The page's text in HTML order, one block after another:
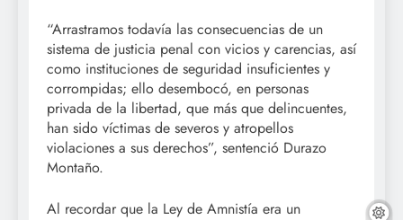
“Arrastramos todavía las consecuencias de un
sistema de justicia penal con vicios y carencias, así
como instituciones de seguridad insuficientes y
corrompidas; ello desembocó, en personas
privada de la libertad, que más que delincuentes,
han sido víctimas de severos y atropellos
violaciones a sus derechos”, sentenció Durazo
Montaño.
Al recordar que la Ley de Amnistía era un